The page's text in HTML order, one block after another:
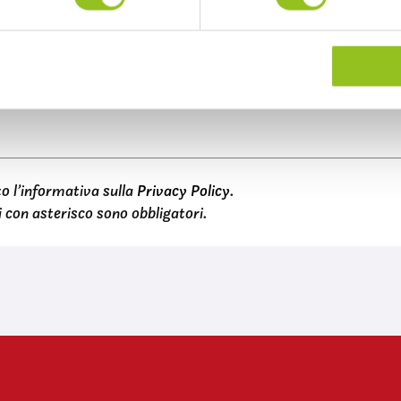
l’informativa sulla Privacy Policy.
asterisco sono obbligatori.